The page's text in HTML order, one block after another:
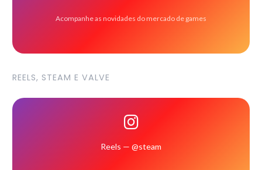
Acompanhe as novidades do mercado de games
REELS, STEAM E VALVE
Reels — @steam